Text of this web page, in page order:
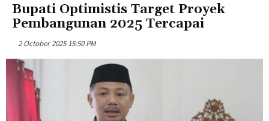
Bupati Optimistis Target Proyek
Pembangunan 2025 Tercapai
2 October 2025 15:50 PM